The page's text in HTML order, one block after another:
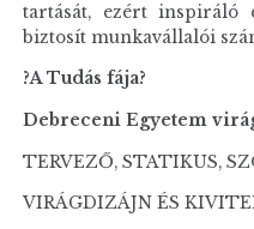
tartását, ezért inspiráló
biztosít munkavállalói
?A Tudás fája?
Debreceni Egyetem
TERVEZŐ, STATIKUS,
VIRÁGDIZÁJN ÉS